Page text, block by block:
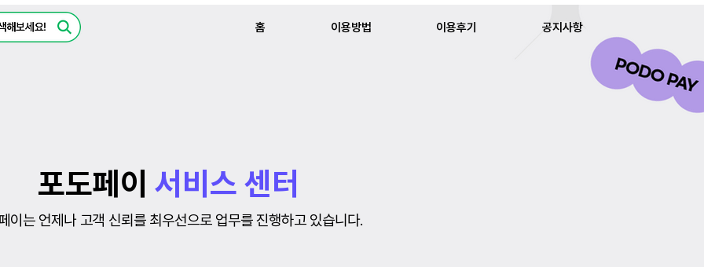
홈 이용방법 이용후기 공지사항
포도페이 서비스 센터
이는 언제나 고객 신뢰를 최우선으로 업무를 진행하고 있습니다.